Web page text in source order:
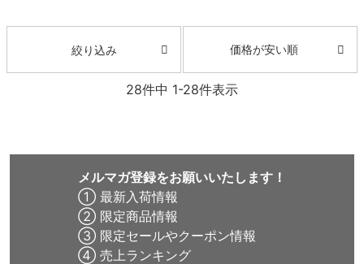
絞り込み 価格が安い順
28件中 1-28件表示
メルマガ登録をお願いいたします！
① 最新入荷情報
② 限定商品情報
③ 限定セールやクーポン情報
④ 売上ランキング